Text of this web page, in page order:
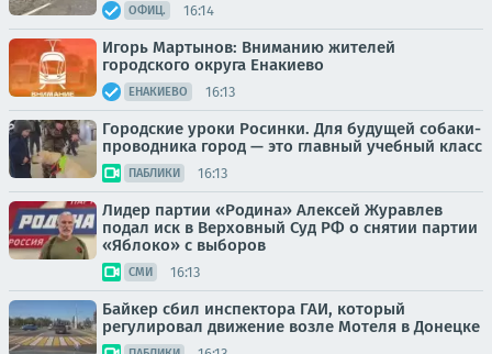
ОФИЦ. 16:14
Игорь Мартынов: Вниманию жителей
городского округа Енакиево
ЕНАКИЕВО 16:13
Городские уроки Росинки. Для будущей собаки-
проводника город — это главный учебный класс
ПАБЛИКИ 16:13
Лидер партии «Родина» Алексей Журавлев
подал иск в Верховный Суд РФ о снятии партии
«Яблоко» с выборов
СМИ 16:13
Байкер сбил инспектора ГАИ, который
регулировал движение возле Мотеля в Донецке